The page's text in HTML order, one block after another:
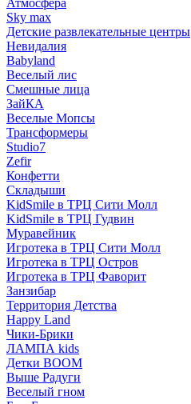
Атмосфера
Sky max
Детские развлекательные центры
Невидалия
Babyland
Веселый лис
Смешные лица
ЗайКА
Веселые Мопсы
Трансформеры
Studio7
Zefir
Конфетти
Складыши
KidSmile в ТРЦ Сити Молл
KidSmile в ТРЦ Гудвин
Муравейник
Игротека в ТРЦ Сити Молл
Игротека в ТРЦ Остров
Игротека в ТРЦ Фаворит
Занзибар
Территория Детства
Happy Land
Чики-Брики
ЛАМПА kids
Детки BOOM
Выше Радуги
Веселый гном